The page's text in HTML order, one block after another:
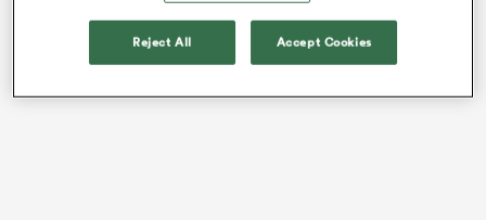
Reject All Accept Cookies